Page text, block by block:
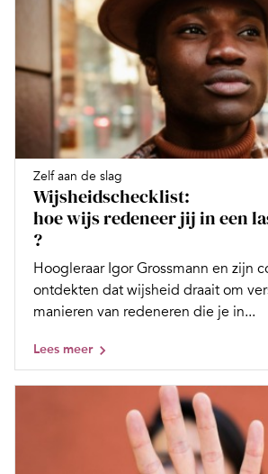
Zelf aan de slag
Wijsheidschecklist:
hoe wijs redeneer jij in een
?
Hoogleraar Igor Grossmann en zijn
ontdekten dat wijsheid draait om
manieren van redeneren die je in...
Lees meer